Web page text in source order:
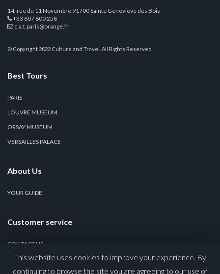
14, rue du 11 Novembre 91700 Sainte Geneviève des Bois
+33 607 800 258
c.a.t.paris@orange.fr
© Copyright 2022 Culture and Travel. All Rights Reserved
Best Tours
PARIS
LOUVRE MUSEUM
ORSAY MUSEUM
VERSAILLES PALACE
About Us
YOUR GUIDE
Customer service
CONTACT US
PRIVACY POLICY
This website uses cookies to improve your experience. By
continuing to browse the site you are agreeing to our use of